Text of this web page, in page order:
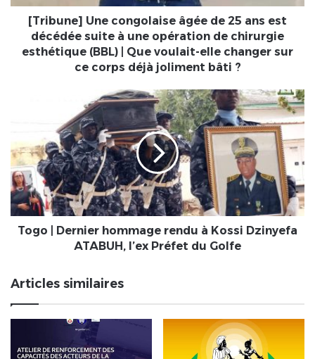
décédée
Que
voulait-
elle
changer
sur
bâti
[Tribune] Une congolaise âgée de 25 ans est
décédée suite à une opération de chirurgie
esthétique (BBL) | Que voulait-elle changer sur
ce corps déjà joliment bâti ?
hommage
rendu
à
Kossi
Dzinyefa
ATABUH,
l’exTogo | Dernier hommage rendu à Kossi Dzinyefa
ATABUH, l’ex Préfet du Golfe
Articles similaires